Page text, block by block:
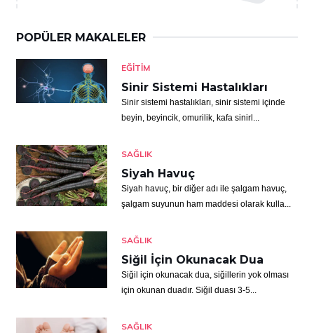
POPÜLER MAKALELER
EĞITIM
Sinir Sistemi Hastalıkları
Sinir sistemi hastalıkları, sinir sistemi içinde
beyin, beyincik, omurilik, kafa sinirl...
SAĞLIK
Siyah Havuç
Siyah havuç, bir diğer adı ile şalgam havuç,
şalgam suyunun ham maddesi olarak kulla...
SAĞLIK
Siğil İçin Okunacak Dua
Siğil için okunacak dua, siğillerin yok olması
için okunan duadır. Siğil duası 3-5...
SAĞLIK